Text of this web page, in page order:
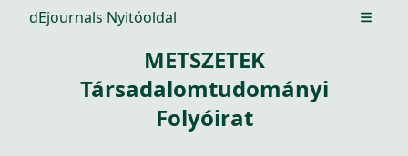
dEjournals Nyitóoldal Open
METSZETEK
Társadalomtudományi
Folyóirat